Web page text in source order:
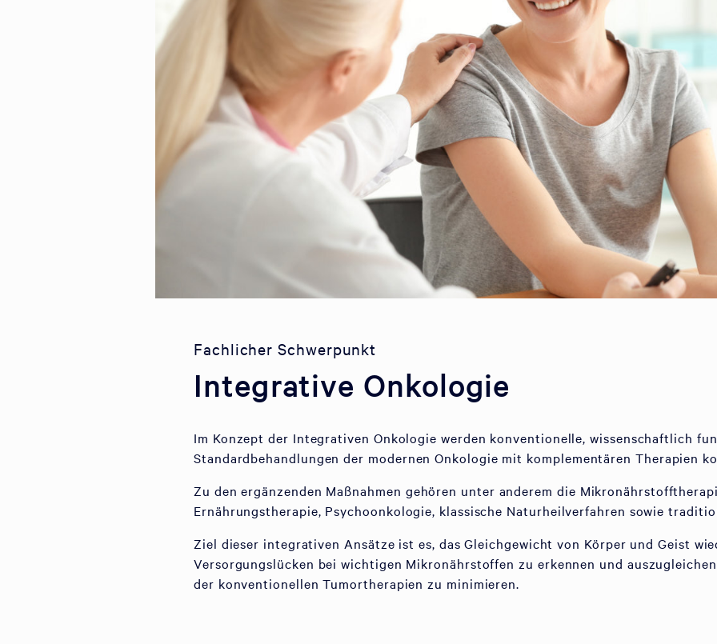
Fachlicher Schwerpunkt
Integrative Onkologie
Im Konzept der Integrativen Onkologie werden konventionelle, wissenschaftlich
Standardbehandlungen der modernen Onkologie mit komplementären Therapien
Zu den ergänzenden Maßnahmen gehören unter anderem die
Ernährungstherapie, Psychoonkologie, klassische Naturheilverfahren sowie
Ziel dieser integrativen Ansätze ist es, das Gleichgewicht von Körper und Geist
Versorgungslücken bei wichtigen Mikronährstoffen zu erkennen und
der konventionellen Tumortherapien zu minimieren.